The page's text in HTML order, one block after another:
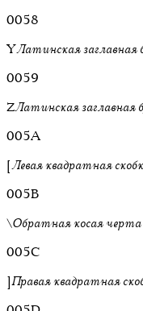
0058
YЛатинская заглавная
0059
ZЛатинская заглавная
005A
[Левая квадратная
005B
\Обратная косая черта
005C
]Правая квадратная